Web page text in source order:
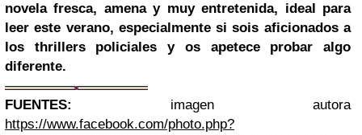
novela fresca, amena y muy entretenida, ideal para
leer este verano, especialmente si sois aficionados a
los thrillers policiales y os apetece probar algo
diferente.
FUENTES: imagen autora
https://www.facebook.com/photo.php?